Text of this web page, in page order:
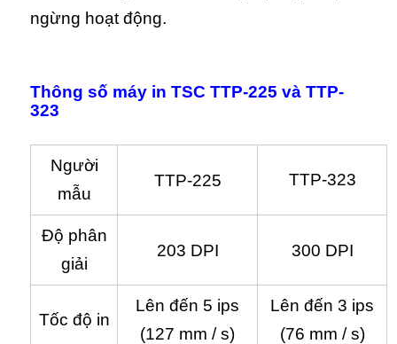
ngừng hoạt động.
Thông số máy in TSCTTP-225 và TTP-
323
Người
mẫu
TTP-225 TTP-323
Độ phân
giải
203 DPI 300 DPI
Tốc độ in
Lên đến 5 ips
(127 mm / s)
Lên đến 3 ips
(76 mm / s)